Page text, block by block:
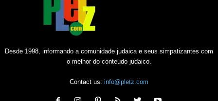
Desde 1998, informando a comunidade judaica e seus simpatizantes com
o melhor do conteúdo judaico.
Contact us: info@pletz.com